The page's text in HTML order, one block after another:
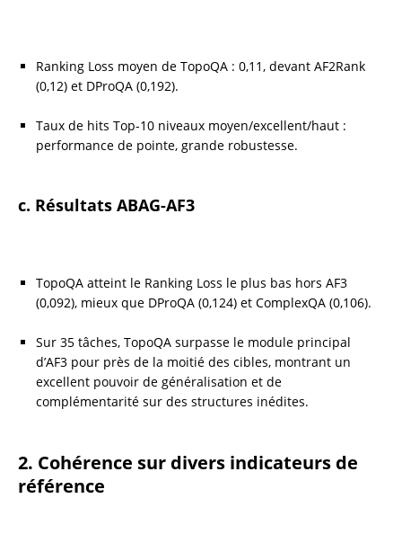
Ranking Loss moyen de TopoQA : 0,11, devant AF2Rank
(0,12) et DProQA (0,192).
Taux de hits Top-10 niveaux moyen/excellent/haut :
performance de pointe, grande robustesse.
c. Résultats ABAG-AF3
TopoQA atteint le Ranking Loss le plus bas hors AF3
(0,092), mieux que DProQA (0,124) et ComplexQA (0,106).
Sur 35 tâches, TopoQA surpasse le module principal
d’AF3 pour près de la moitié des cibles, montrant un
excellent pouvoir de généralisation et de
complémentarité sur des structures inédites.
2. Cohérence sur divers indicateurs de
référence